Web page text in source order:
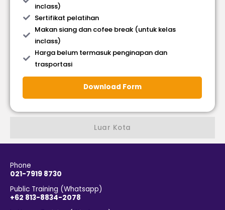
Luar Kota
inclass)
Sertifikat pelatihan
Makan siang dan cofee break (untuk kelas
inclass)
Harga belum termasuk penginapan dan
trasportasi
Download Form
Phone
021-7919 8730
Public Training (Whatsapp)
+62 813-8834-2078